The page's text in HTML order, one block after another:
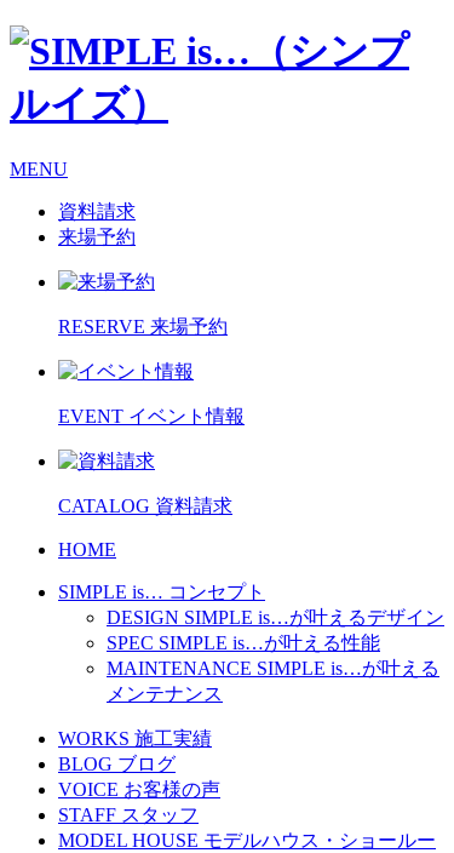
MENU
資料請求
来場予約
RESERVE 来場予約
EVENT イベント情報
CATALOG 資料請求
HOME
SIMPLE is… コンセプト
DESIGN SIMPLE is…が叶えるデザイン
SPEC SIMPLE is…が叶える性能
MAINTENANCE SIMPLE is…が叶える
メンテナンス
WORKS 施工実績
BLOG ブログ
VOICE お客様の声
STAFF スタッフ
MODEL HOUSE モデルハウス・ショールー